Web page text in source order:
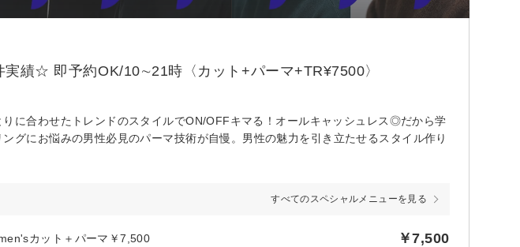
実績☆ 即予約OK/10∼21時〈カット+パーマ+TR¥7500〉
りに合わせたトレンドのスタイルでON/OFFキマる！オールキャッシュレス◎だから学
グにお悩みの男性必見のパーマ技術が自慢。男性の魅力を引き立たせるスタイル作り
すべてのスペシャルメニューを見る
カット＋パーマ￥7,500 ￥7,500